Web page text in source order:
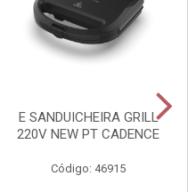
E SANDUICHEIRA GRILL
220V NEW PT CADENCE
Código: 46915